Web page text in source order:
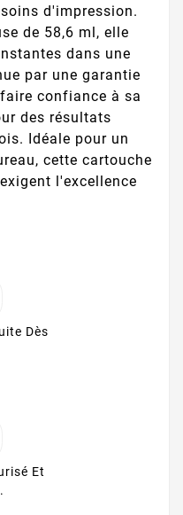
d'impression.
de 58,6 ml, elle
dans une
par une garantie
confiance à sa
des résultats
Idéale pour un
cette cartouche
l'excellence
Dès
Et